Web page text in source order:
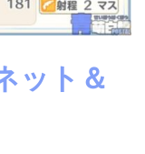
ット＆